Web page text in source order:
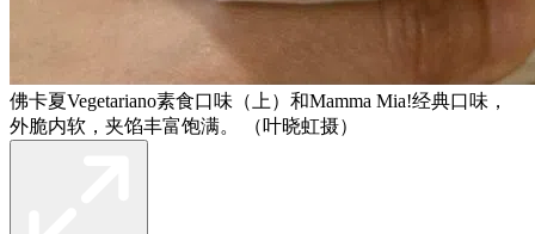
佛卡夏Vegetariano素食口味（上）和Mamma Mia!经典口味，
外脆内软，夹馅丰富饱满。 （叶晓虹摄）